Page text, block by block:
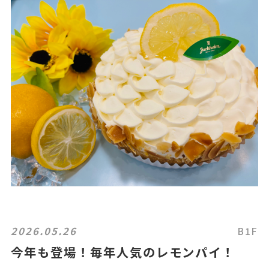
2026.05.26 B1F
今年も登場！毎年人気のレモンパイ！